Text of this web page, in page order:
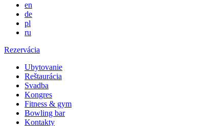
en
de
pl
ru
Rezervácia
Ubytovanie
Reštaurácia
Svadba
Kongres
Fitness & gym
Bowling bar
Kontakty